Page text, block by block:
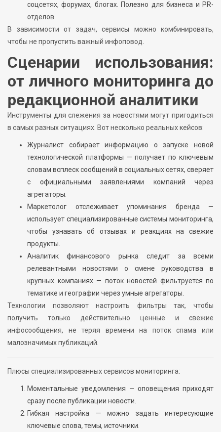
соцсетях, форумах, блогах. Полезно для бизнеса и PR-
отделов.
В зависимости от задач, сервисы можно комбинировать,
чтобы не пропустить важный инфоповод.
Сценарии использования:
от личного мониторинга до
редакционной аналитики
Инструменты для слежения за новостями могут пригодиться
в самых разных ситуациях. Вот несколько реальных кейсов:
Журналист собирает информацию о запуске новой
технологической платформы — получает по ключевым
словам всплеск сообщений в социальных сетях, сверяет
с официальными заявлениями компаний через
агрегаторы.
Маркетолог отслеживает упоминания бренда —
использует специализированные системы мониторинга,
чтобы узнавать об отзывах и реакциях на свежие
продукты.
Аналитик финансового рынка следит за всеми
релевантными новостями о смене руководства в
крупных компаниях — поток новостей фильтруется по
тематике и географии через умные агрегаторы.
Технологии позволяют настроить фильтры так, чтобы
получить только действительно ценные и свежие
инфосообщения, не теряя времени на поток спама или
малозначимых публикаций.
Плюсы специализированных сервисов мониторинга:
Моментальные уведомления — оповещения приходят
сразу после публикации новости.
Гибкая настройка — можно задать интересующие
ключевые слова, темы, источники.